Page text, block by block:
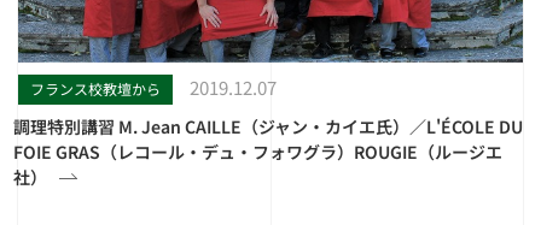
フランス校教壇から 2019.12.07
調理特別講習 M. Jean CAILLE（ジャン・カイエ氏）／L'ÉCOLE DU
FOIE GRAS（レコール・デュ・フォワグラ）ROUGIE（ルージエ
社）